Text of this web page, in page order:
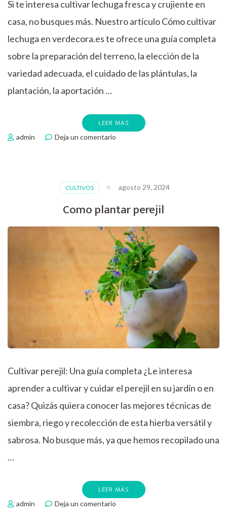
Si te interesa cultivar lechuga fresca y crujiente en
casa, no busques más. Nuestro artículo Cómo cultivar
lechuga en verdecora.es te ofrece una guía completa
sobre la preparación del terreno, la elección de la
variedad adecuada, el cuidado de las plántulas, la
plantación, la aportación …
LEER MÁS
admin Deja un comentario
CULTIVOS agosto 29, 2024
Como plantar perejil
Cultivar perejil: Una guía completa ¿Le interesa
aprender a cultivar y cuidar el perejil en su jardín o en
casa? Quizás quiera conocer las mejores técnicas de
siembra, riego y recolección de esta hierba versátil y
sabrosa. No busque más, ya que hemos recopilado una
…
LEER MÁS
admin Deja un comentario